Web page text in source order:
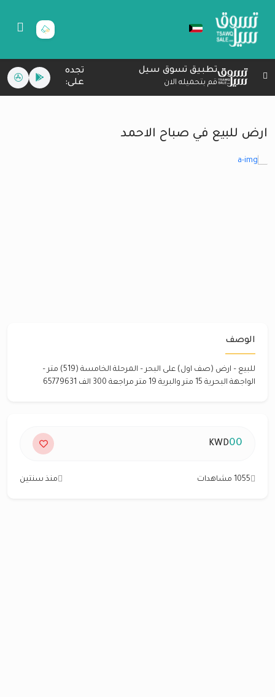
تطبيق تسوق سيل
قم بتحميله الان
تجده
على:
ارض للبيع في صباح الاحمد
الوصف
للبيع – ارض (صف اول) على البحر – المرحلة الخامسة (519) متر –
الواجهة البحرية 15 متر والبرية 19 متر مراجعة 300 الف 65779631
00
KWD
1055 مشاهدات منذ سنتين